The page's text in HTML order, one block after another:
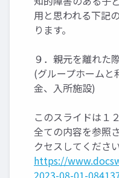
用と思われる下記
ります。
９．親元を離れた
(グループホームと
金、入所施設)
このスライドは１
全ての内容を参照
クセスしてください
https://
2023-08-01-